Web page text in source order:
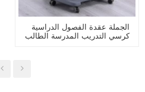
الجملة عقدة الفصول الدراسية
كرسي التدريب المدرسة الطالب